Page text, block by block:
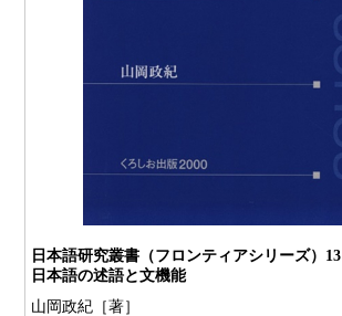
日本語研究叢書（フロンティアシリーズ）13
日本語の述語と文機能
山岡政紀［著］